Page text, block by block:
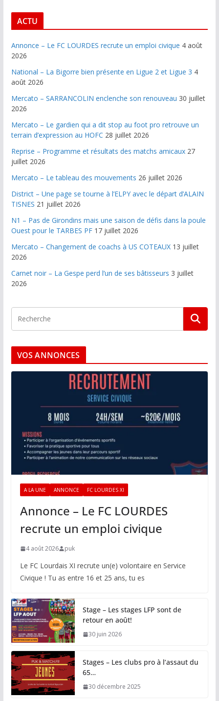
ACTU
Annonce – Le FC LOURDES recrute un emploi civique 4 août
2026
National – La Bigorre bien présente en Ligue 2 et Ligue 3 4
août 2026
Mercato – SARRANCOLIN enclenche son renouveau 30 juillet
2026
Mercato – Le gardien qui a dit stop au foot pro retrouve un
terrain d’expression au HOFC 28 juillet 2026
Reprise – Programme et résultats des matchs amicaux 27
juillet 2026
Mercato – Le tableau des mouvements 26 juillet 2026
District – Une page se tourne à l’ELPY avec le départ d’ALAIN
TISNES 21 juillet 2026
N1 – Pas de Girondins mais une saison de défis dans la poule
Ouest pour le TARBES PF 17 juillet 2026
Mercato – Changement de coachs à US COTEAUX 13 juillet
2026
Carnet noir – La Gespe perd l’un de ses bâtisseurs 3 juillet
2026
VOS ANNONCES
A LA UNE ANNONCE FC LOURDES XI
Annonce – Le FC LOURDES
recrute un emploi civique
4 août 2026 puk
Le FC Lourdais XI recrute un(e) volontaire en Service
Civique ! Tu as entre 16 et 25 ans, tu es
Stage – Les stages LFP sont de
retour en août!
30 juin 2026
Stages – Les clubs pro à l’assaut du
65…
30 décembre 2025